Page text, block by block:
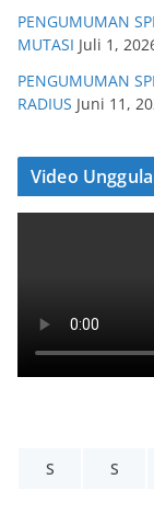
PENGUMUMAN
MUTASI Juli 1,
PENGUMUMAN
RADIUS Juni 11,
Video
S
S